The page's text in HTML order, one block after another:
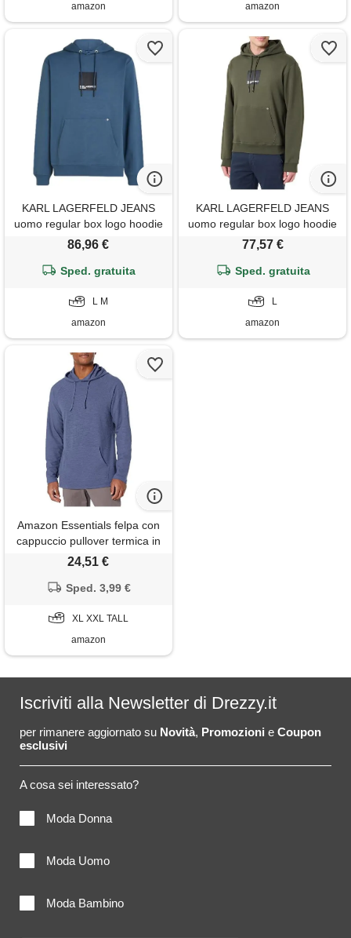
amazon
amazon
KARL LAGERFELD JEANS
uomo regular box logo hoodie
vintage indigo l
86,96 €
Sped. gratuita
L M
amazon
KARL LAGERFELD JEANS
uomo regular box logo hoodie
forest night l
77,57 €
Sped. gratuita
L
amazon
Amazon Essentials felpa con
cappuccio pullover termica in
tessuto a ringrossi a maniche
goodthreads) uomo, denim,
24,51 €
Sped. 3,99 €
XL XXL TALL
amazon
Iscriviti alla Newsletter di Drezzy.it
per rimanere aggiornato su Novità, Promozioni e Coupon
esclusivi
A cosa sei interessato?
Moda Donna
Moda Uomo
Moda Bambino